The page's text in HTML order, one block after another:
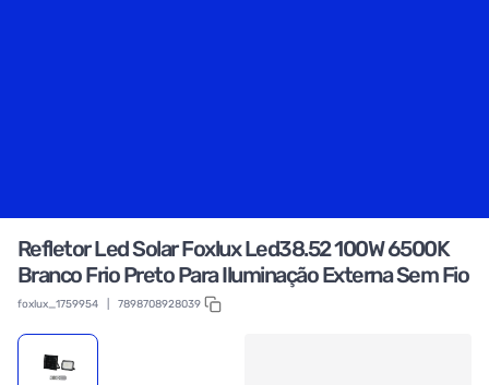
Refletor Led Solar Foxlux Led38.52 100W 6500K
Branco Frio Preto Para Iluminação Externa Sem Fio
foxlux_1759954 7898708928039